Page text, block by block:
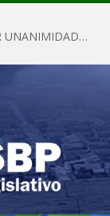
PROJETO DE LEI 002/2026 APROVADO POR UNANIMIDADE EM SESSÃO ORDINÁRIA NESTA QUINTA – FEIRA 28 DE MAIO DE 2026